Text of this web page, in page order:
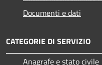
Documenti e dati
CATEGORIE DI SERVIZIO
Anagrafe e stato civile